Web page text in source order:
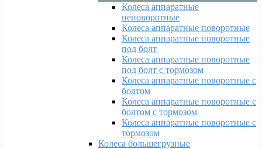
Колеса аппаратные
неповоротные
Колеса аппаратные поворотные
Колеса аппаратные поворотные
под болт
Колеса аппаратные поворотные
под болт с тормозом
Колеса аппаратные поворотные с
болтом
Колеса аппаратные поворотные с
болтом с тормозом
Колеса аппаратные поворотные с
тормозом
Колеса большегрузные